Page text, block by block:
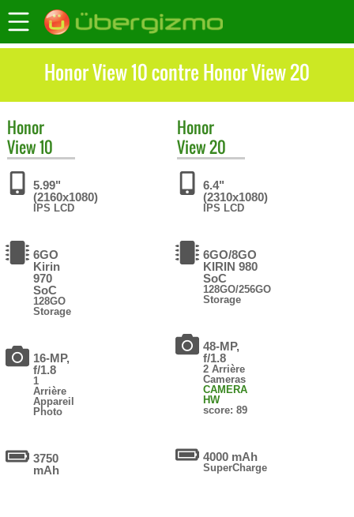
Honor View 10 contre Honor View 20
Honor
View 10
5.99"
(2160x1080)
IPS LCD
6GO
Kirin
970
SoC
128GO
Storage
16-MP,
f/1.8
1
Arrière
Appareil
Photo
3750
mAh
Honor
View 20
6.4"
(2310x1080)
IPS LCD
6GO/8GO
KIRIN 980
SoC
128GO/256GO
Storage
48-MP,
f/1.8
2 Arrière
Cameras
CAMERA
HW
score: 89
4000 mAh
SuperCharge